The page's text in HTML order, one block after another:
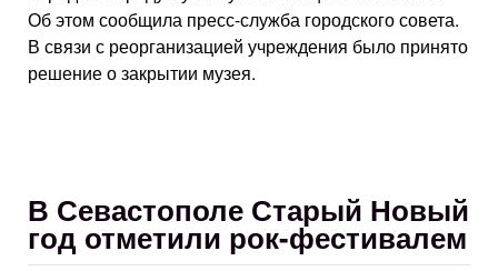
Об этом сообщила пресс-служба городского совета.
В связи с реорганизацией учреждения было принято
решение о закрытии музея.
В Севастополе Старый Новый
год отметили рок-фестивалем